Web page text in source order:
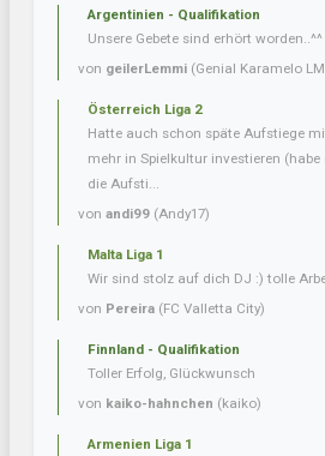
Argentinien - Qualifikation
Unsere Gebete sind erhört worden..^^
von geilerLemmi (Genial Karamelo
Österreich Liga 2
Hatte auch schon späte Aufstiege
mehr in Spielkultur investieren (habe
die Aufsti...
von andi99 (Andy17)
Malta Liga 1
Wir sind stolz auf dich DJ :) tolle
von Pereira (FC Valletta City)
Finnland - Qualifikation
Toller Erfolg, Glückwunsch
von kaiko-hahnchen (kaiko)
Armenien Liga 1